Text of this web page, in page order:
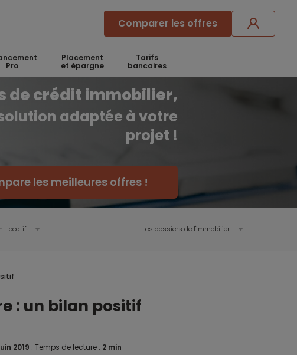
Comparer les offres
Pro
Placement
et épargne
Tarifs
bancaires
de crédit immobilier,
adaptée à votre
projet !
les meilleures offres !
locatif Les dossiers de l'immobilier
: un bilan positif
2019 . Temps de lecture : 2 min